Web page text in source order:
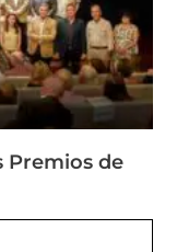
Premios de